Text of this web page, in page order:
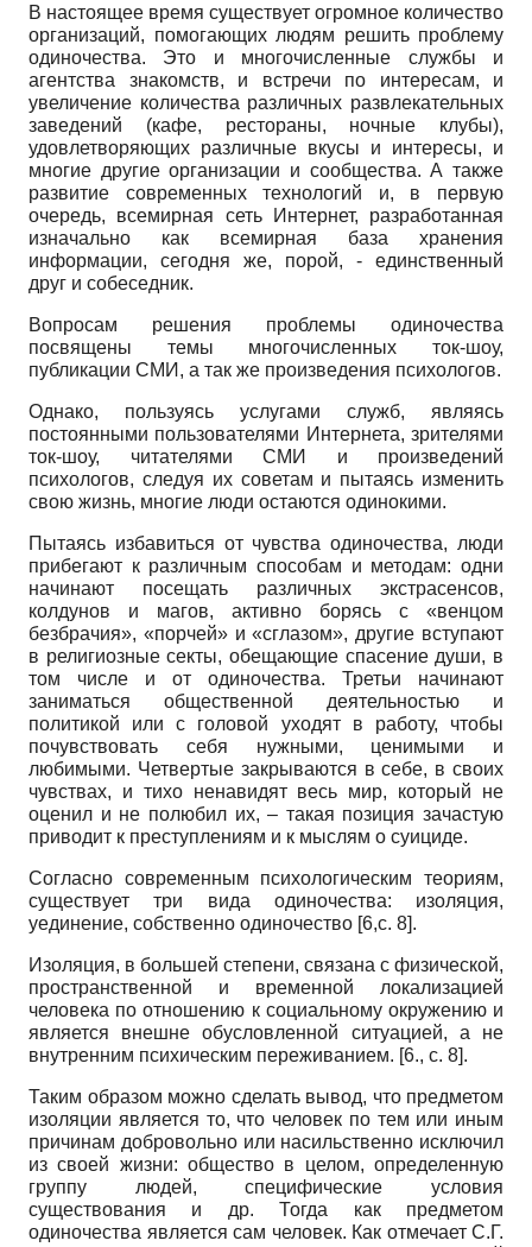
В настоящее время существует огромное количество
организаций, помогающих людям решить проблему
одиночества. Это и многочисленные службы и
агентства знакомств, и встречи по интересам, и
увеличение количества различных развлекательных
заведений (кафе, рестораны, ночные клубы),
удовлетворяющих различные вкусы и интересы, и
многие другие организации и сообщества. А также
развитие современных технологий и, в первую
очередь, всемирная сеть Интернет, разработанная
изначально как всемирная база хранения
информации, сегодня же, порой, - единственный
друг и собеседник.
Вопросам решения проблемы одиночества
посвящены темы многочисленных ток-шоу,
публикации СМИ, а так же произведения психологов.
Однако, пользуясь услугами служб, являясь
постоянными пользователями Интернета, зрителями
ток-шоу, читателями СМИ и произведений
психологов, следуя их советам и пытаясь изменить
свою жизнь, многие люди остаются одинокими.
Пытаясь избавиться от чувства одиночества, люди
прибегают к различным способам и методам: одни
начинают посещать различных экстрасенсов,
колдунов и магов, активно борясь с «венцом
безбрачия», «порчей» и «сглазом», другие вступают
в религиозные секты, обещающие спасение души, в
том числе и от одиночества. Третьи начинают
заниматься общественной деятельностью и
политикой или с головой уходят в работу, чтобы
почувствовать себя нужными, ценимыми и
любимыми. Четвертые закрываются в себе, в своих
чувствах, и тихо ненавидят весь мир, который не
оценил и не полюбил их, – такая позиция зачастую
приводит к преступлениям и к мыслям о суициде.
Согласно современным психологическим теориям,
существует три вида одиночества: изоляция,
уединение, собственно одиночество [6,с. 8].
Изоляция, в большей степени, связана с физической,
пространственной и временной локализацией
человека по отношению к социальному окружению и
является внешне обусловленной ситуацией, а не
внутренним психическим переживанием. [6., с. 8].
Таким образом можно сделать вывод, что предметом
изоляции является то, что человек по тем или иным
причинам добровольно или насильственно исключил
из своей жизни: общество в целом, определенную
группу людей, специфические условия
существования и др. Тогда как предметом
одиночества является сам человек. Как отмечает С.Г.